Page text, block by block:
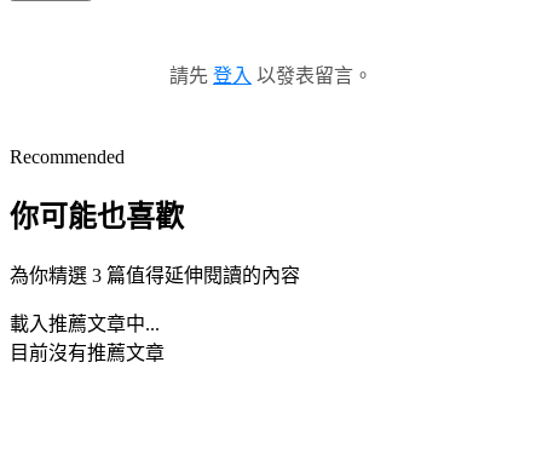
請先 登入 以發表留言。
Recommended
你可能也喜歡
為你精選 3 篇值得延伸閱讀的內容
載入推薦文章中...
目前沒有推薦文章